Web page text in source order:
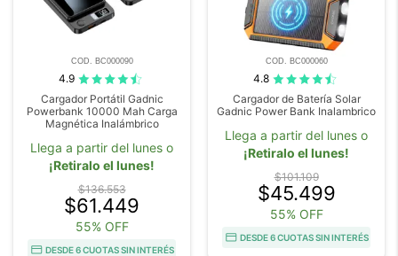
COD. BC000090
4.9
Cargador Portátil Gadnic
Powerbank 10000 Mah Carga
Magnética Inalámbrico
Llega a partir del lunes o
¡Retiralo el lunes!
$136.553
$61.449
55% OFF
DESDE 6 CUOTAS SIN INTERÉS
COD. BC000060
4.8
Cargador de Batería Solar
Gadnic Power Bank Inalambrico
Llega a partir del lunes o
¡Retiralo el lunes!
$101.109
$45.499
55% OFF
DESDE 6 CUOTAS SIN INTERÉS